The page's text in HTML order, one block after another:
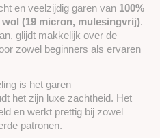
en veelzijdig garen van 100%
(19 micron, mulesingvrij).
glijdt makkelijk over de
zowel beginners als ervaren
is het garen
het zijn luxe zachtheid. Het
en werkt prettig bij zowel
patronen.